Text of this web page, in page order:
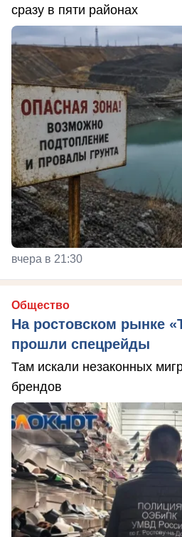
сразу в пяти районах
вчера в 21:30
Общество
На ростовском рынке
прошли спецрейды
Там искали незаконных
брендов